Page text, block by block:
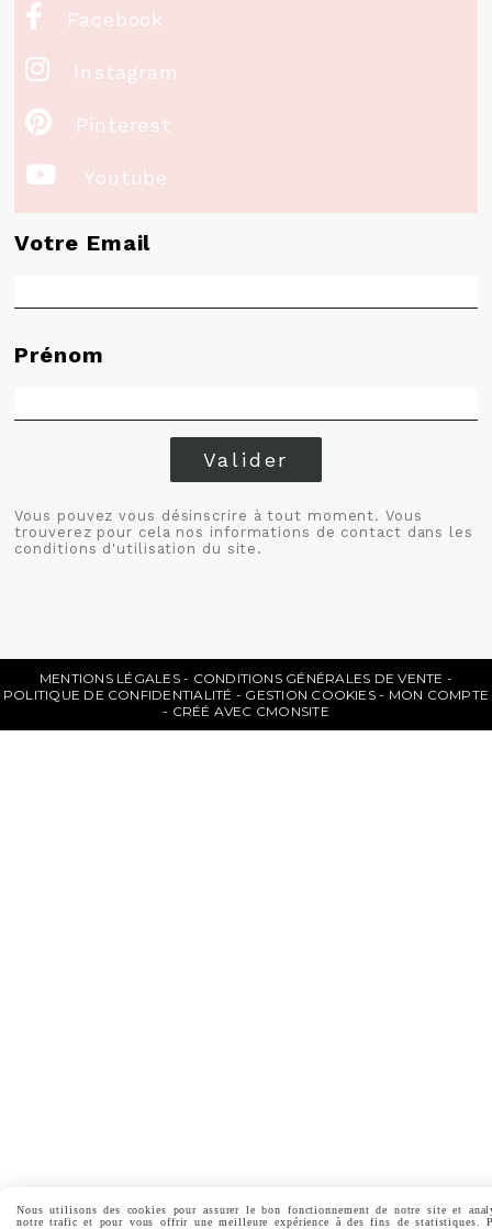
 Facebook
 Instagram
 Pinterest
 Youtube
Votre Email
Prénom
Valider
Vous pouvez vous désinscrire à tout moment. Vous
trouverez pour cela nos informations de contact dans les
conditions d'utilisation du site.
MENTIONS LÉGALES
CONDITIONS GÉNÉRALES DE VENTE
POLITIQUE DE CONFIDENTIALITÉ
GESTION COOKIES
MON COMPTE
CRÉÉ AVEC CMONSITE
Nous utilisons des cookies pour assurer le bon fonctionnement de notre site et
notre trafic et pour vous offrir une meilleure expérience à des fins de statistiques.